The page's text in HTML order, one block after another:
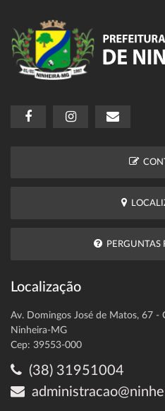
PERGUNTAS
Localização
Av. Domingos José de Matos, 67 -
Ninheira-MG
Cep: 39553-000
(38) 31951004